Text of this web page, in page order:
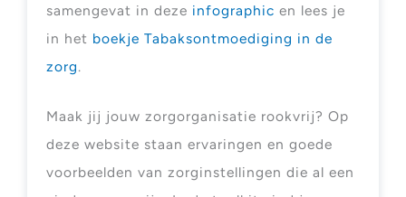
samengevat in deze infographicen lees je
in het boekje Tabaksontmoediging in de
zorg.
Maak jij jouw zorgorganisatie rookvrij? Op
deze website staan ervaringen en goede
voorbeelden van zorginstellingen die al een